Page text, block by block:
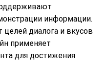
информации.
целей диалога и вкусов
применяет
для достижения